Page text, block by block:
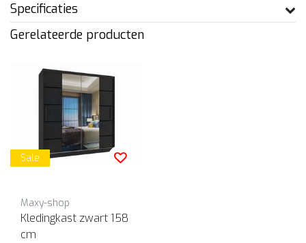
Specificaties
Gerelateerde producten
Sale
Maxy-shop
Kledingkast zwart 158
cm